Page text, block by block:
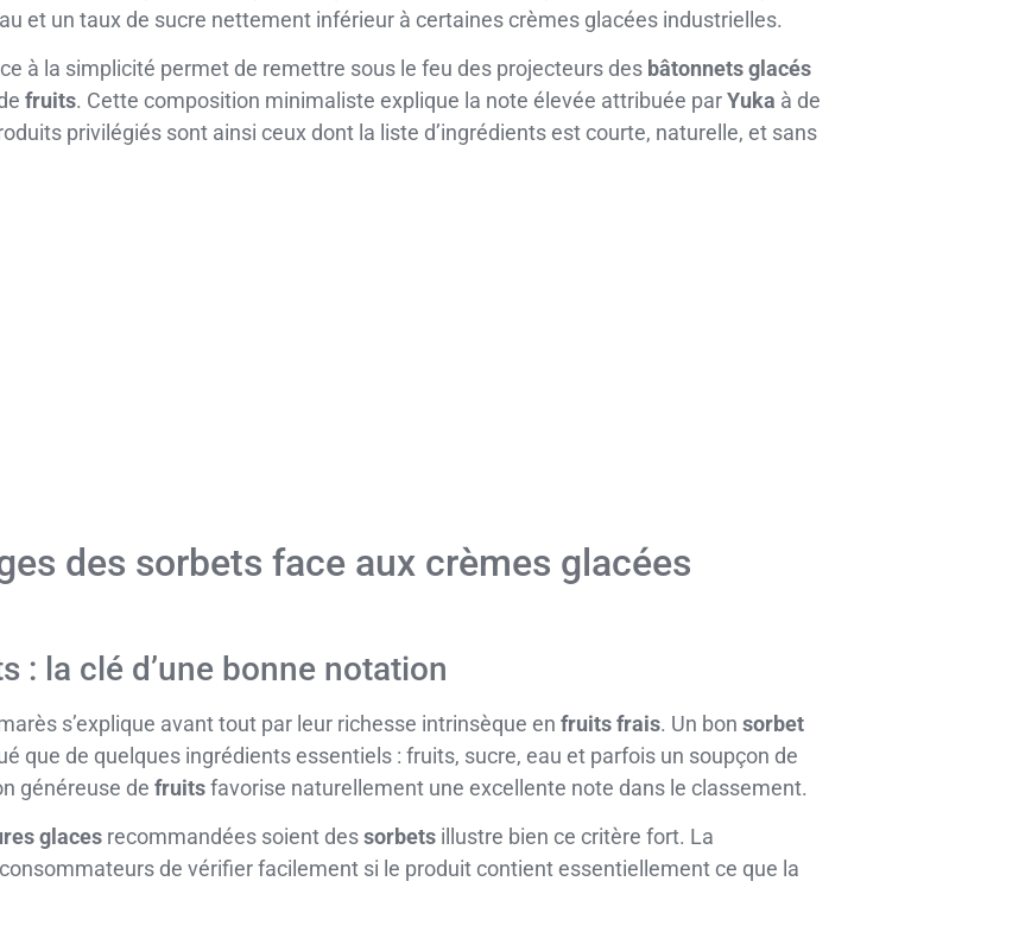
et un taux de sucre nettement inférieur à certaines crèmes glacées industrielles.
à la simplicité permet de remettre sous le feu des projecteurs des bâtonnets glacés
fruits. Cette composition minimaliste explique la note élevée attribuée parYuka à de
privilégiés sont ainsi ceux dont la liste d’ingrédients est courte, naturelle, et sans
des sorbets face aux crèmes glacées
: la clé d’une bonne notation
s’explique avant tout par leur richesse intrinsèque en fruits frais. Un bon sorbet
que de quelques ingrédients essentiels : fruits, sucre, eau et parfois un soupçon de
généreuse de fruitsfavorise naturellement une excellente note dans le classement.
glaces recommandées soient dessorbets illustre bien ce critère fort. La
de vérifier facilement si le produit contient essentiellement ce que la